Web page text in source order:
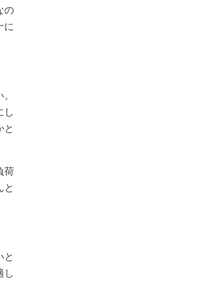
の
に
し
と
荷
と
と
し